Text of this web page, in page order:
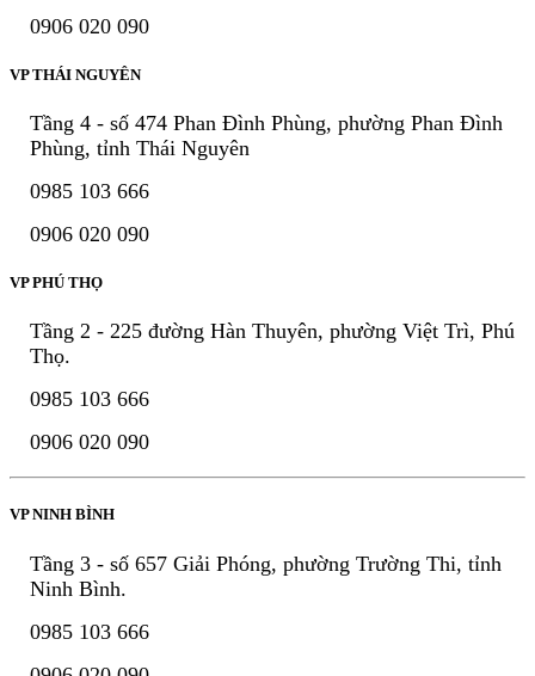
0906 020 090
VP THÁI NGUYÊN
Tầng 4 - số 474 Phan Đình Phùng, phường Phan Đình
Phùng, tỉnh Thái Nguyên
0985 103 666
0906 020 090
VP PHÚ THỌ
Tầng 2 - 225 đường Hàn Thuyên, phường Việt Trì, Phú
Thọ.
0985 103 666
0906 020 090
VP NINH BÌNH
Tầng 3 - số 657 Giải Phóng, phường Trường Thi, tỉnh
Ninh Bình.
0985 103 666